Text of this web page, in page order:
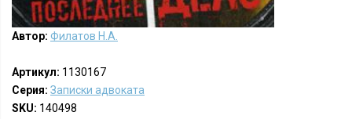
Автор: Филатов Н.А.
Артикул: 1130167
Серия: Записки адвоката
SKU: 140498